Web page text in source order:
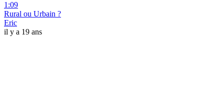
1:09
Rural ou Urbain ?
Eric
il y a 19 ans